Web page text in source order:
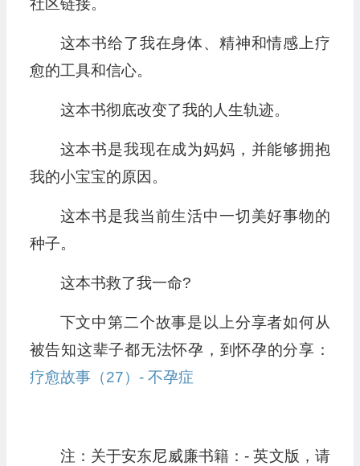
社区链接。
这本书给了我在身体、精神和情感上疗
愈的工具和信心。
这本书彻底改变了我的人生轨迹。
这本书是我现在成为妈妈，并能够拥抱
我的小宝宝的原因。
这本书是我当前生活中一切美好事物的
种子。
这本书救了我一命?
下文中第二个故事是以上分享者如何从
被告知这辈子都无法怀孕，到怀孕的分享：
疗愈故事（27）- 不孕症
注：关于安东尼威廉书籍：- 英文版，请